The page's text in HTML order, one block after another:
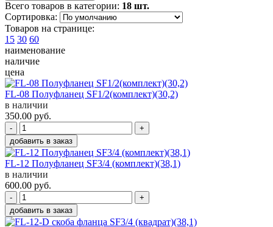
Всего товаров в категории: 18 шт.
Сортировка:
Товаров на странице:
15 30 60
наименование
наличие
цена
FL-08 Полуфланец SF1/2(комплект)(30,2)
в наличии
350.00 руб.
-
+
добавить в заказ
FL-12 Полуфланец SF3/4 (комплект)(38,1)
в наличии
600.00 руб.
-
+
добавить в заказ